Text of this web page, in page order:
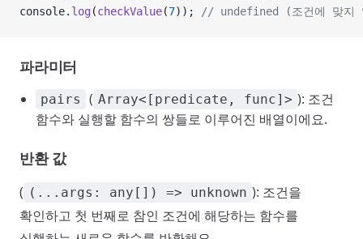
console. log (checkValue(7)); // undefined (조건에 맞지
파라미터
pairs ( Array<[predicate, func]> ): 조건
함수와 실행할 함수의 쌍들로 이루어진 배열이에요.
반환 값
( (...args: any[]) => unknown ): 조건을
확인하고 첫 번째로 참인 조건에 해당하는 함수를